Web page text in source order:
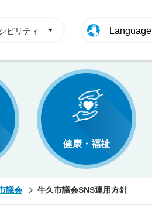
ビリティ Language
健康・福祉
議会 牛久市議会SNS運用方針